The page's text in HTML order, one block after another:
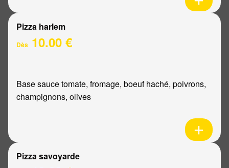
Pizza harlem
Dès 10.00 €
Base sauce tomate, fromage, boeuf haché, poivrons,
champignons, olives
Pizza savoyarde